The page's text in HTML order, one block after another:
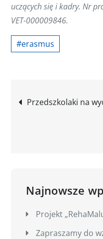
uczących się i kadry. Nr
VET-000009846.
#erasmus
Przedszkolaki na
Najnowsze
Projekt
Zapraszamy do